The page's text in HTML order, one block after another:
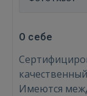
О себе
Имеются